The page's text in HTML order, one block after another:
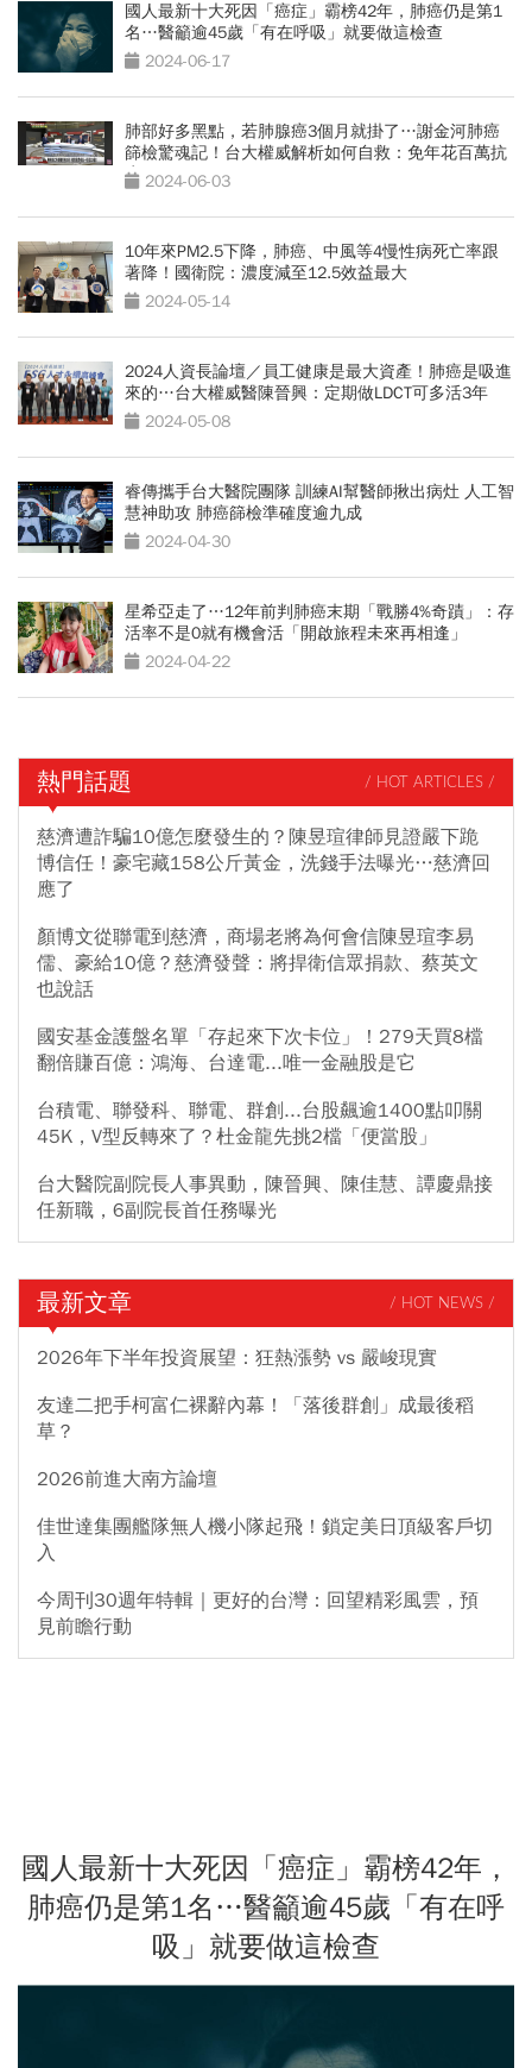
國人最新十大死因「癌症」霸榜42年，肺癌仍是第1
名…醫籲逾45歲「有在呼吸」就要做這檢查
2024-06-17
肺部好多黑點，若肺腺癌3個月就掛了…謝金河肺癌
篩檢驚魂記！台大權威解析如何自救：免年花百萬抗
癌 2024-06-03
10年來PM2.5下降，肺癌、中風等4慢性病死亡率跟
著降！國衛院：濃度減至12.5效益最大
2024-05-14
2024人資長論壇／員工健康是最大資產！肺癌是吸進
來的…台大權威醫陳晉興：定期做LDCT可多活3年
2024-05-08
睿傳攜手台大醫院團隊 訓練AI幫醫師揪出病灶 人工智
慧神助攻 肺癌篩檢準確度逾九成
2024-04-30
星希亞走了…12年前判肺癌末期「戰勝4%奇蹟」：存
活率不是0就有機會活「開啟旅程未來再相逢」
2024-04-22
熱門話題 / HOT ARTICLES /
慈濟遭詐騙10億怎麼發生的？陳昱瑄律師見證嚴下跪
博信任！豪宅藏158公斤黃金，洗錢手法曝光…慈濟回
應了
顏博文從聯電到慈濟，商場老將為何會信陳昱瑄李易
儒、豪給10億？慈濟發聲：將捍衛信眾捐款、蔡英文
也說話
國安基金護盤名單「存起來下次卡位」！279天買8檔
翻倍賺百億：鴻海、台達電...唯一金融股是它
台積電、聯發科、聯電、群創...台股飆逾1400點叩關
45K，V型反轉來了？杜金龍先挑2檔「便當股」
台大醫院副院長人事異動，陳晉興、陳佳慧、譚慶鼎接
任新職，6副院長首任務曝光
最新文章 / HOT NEWS /
2026年下半年投資展望：狂熱漲勢 vs 嚴峻現實
友達二把手柯富仁裸辭內幕！「落後群創」成最後稻
草？
2026前進大南方論壇
佳世達集團艦隊無人機小隊起飛！鎖定美日頂級客戶切
入
今周刊30週年特輯｜更好的台灣：回望精彩風雲，預
見前瞻行動
國人最新十大死因「癌症」霸榜42年，
肺癌仍是第1名…醫籲逾45歲「有在呼
吸」就要做這檢查